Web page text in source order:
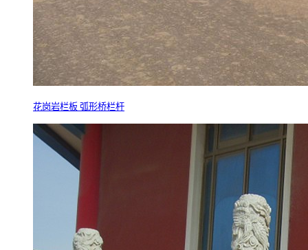
花岗岩栏板 弧形桥栏杆